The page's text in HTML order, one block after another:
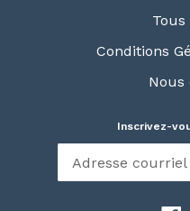
Conditions
Nous
Inscrivez-